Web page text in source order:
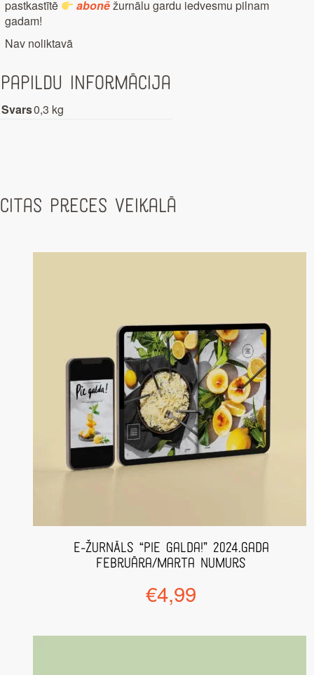
pastkastītē abonēžurnālu gardu iedvesmu pilnam
gadam!
Nav noliktavā
Papildu informācija
Svars0,3 kg
Citas preces veikalā
E-ŽURNĀLS “Pie Galda!” 2024.gada
februāra/marta numurs
€4,99